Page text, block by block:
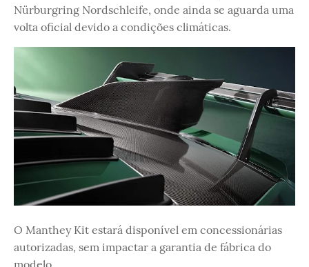
Nürburgring Nordschleife, onde ainda se aguarda uma
volta oficial devido a condições climáticas.
O Manthey Kit estará disponível em concessionárias
autorizadas, sem impactar a garantia de fábrica do
modelo.